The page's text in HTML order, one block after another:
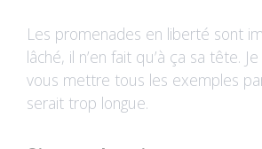
Les promenades en liberté sont
lâché, il n’en fait qu’à ça sa tête.
vous mettre tous les exemples
serait trop longue.